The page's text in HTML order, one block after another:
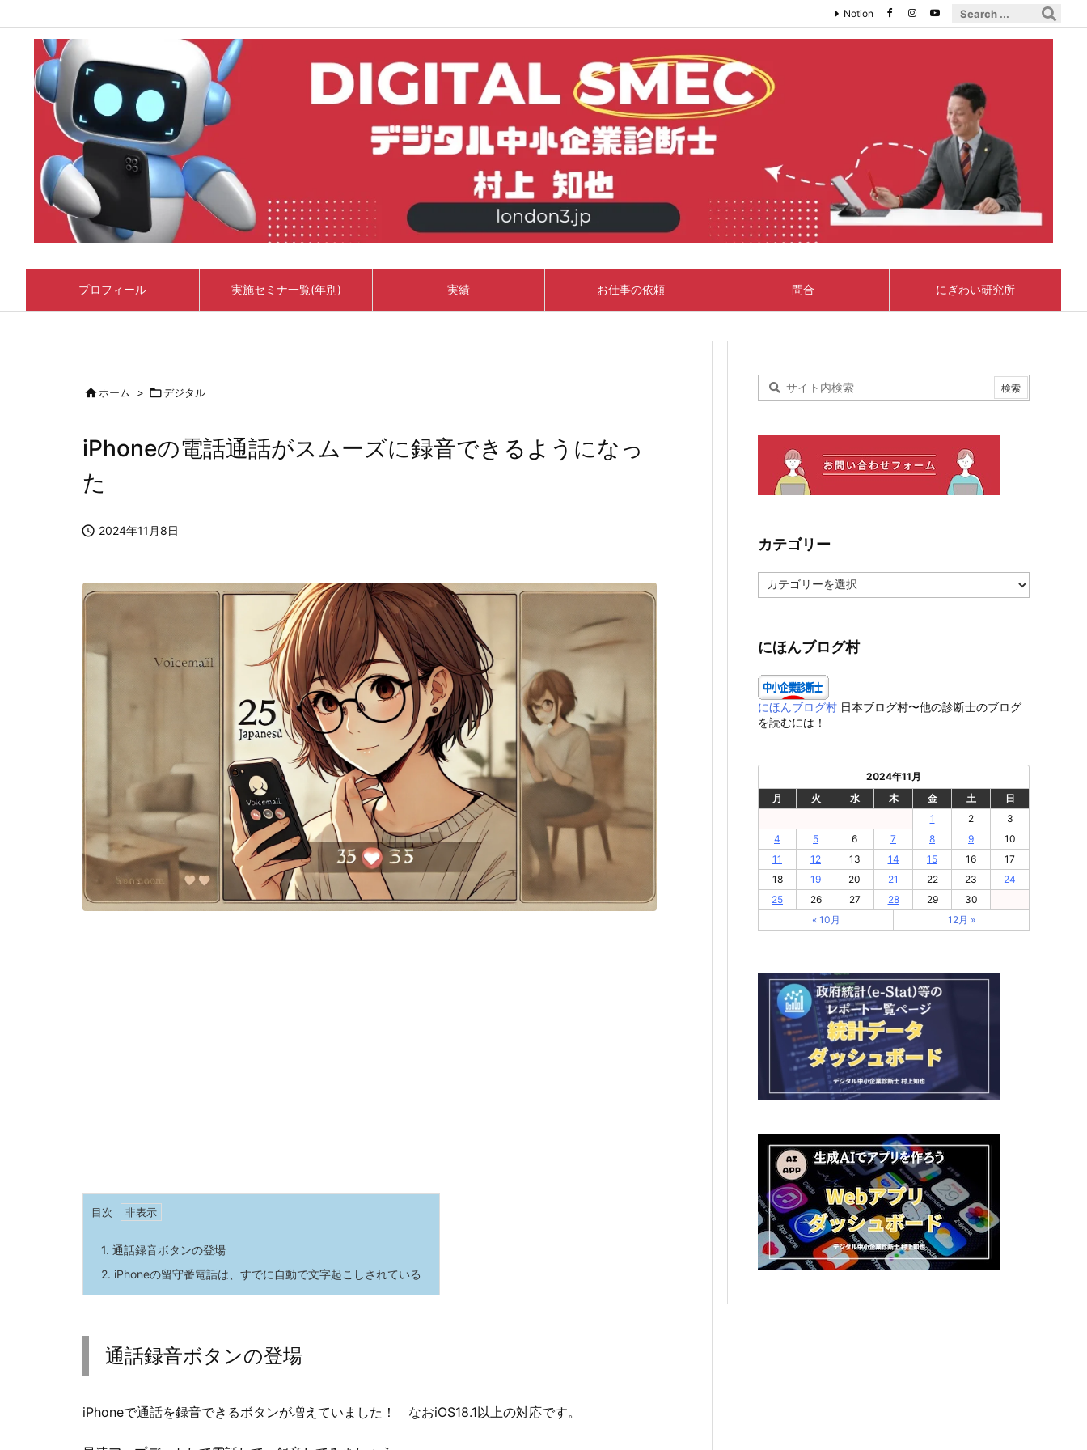
プロフィール 実施セミナ一覧(年別) 実績 お仕事の依頼 問合 にぎわい研究所
Notion
ホーム > デジタル
iPhoneの電話通話がスムーズに録音できるようになっ
た
 2024年11月8日
目次
1. 通話録音ボタンの登場
2. iPhoneの留守番電話は、すでに自動で文字起こしされている
通話録音ボタンの登場
iPhoneで通話を録音できるボタンが増えていました！ なおiOS18.1以上の対応です。
カテゴリー
テ
ー
にほんブログ村
にほんブログ村 日本ブログ村〜他の診断士のブログ
を読むには！
2024年11月
月
火 水 木 金 土
日
1
2
3
4
5 6 7 8 9
10
11
12 13 14 15 16
17
18
19 20 21 22 23
24
25
26 27 28 29
30
« 10月
12月 »